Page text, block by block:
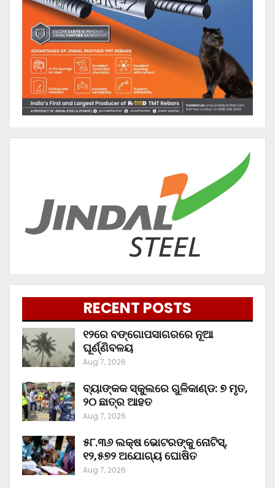
RECENT POSTS
୧୨ରେ ବଙ୍ଗୋପସାଗରରେ ନୂଆ
ଘୂର୍ଣ୍ଣିବଳୟ
Aug 7, 2026
ବ୍ୟାଙ୍କକ ସ୍କୁଲରେ ଗୁଳିକାଣ୍ଡ: ୭ ମୃତ,
୨୦ ଛାତ୍ର ଆହତ
Aug 7, 2026
୫୮.୩୬ ଲକ୍ଷ ଭୋଟରଙ୍କୁ ନୋଟିସ୍‌,
୧୨,୫୭୨ ଅଯୋଗ୍ୟ ଘୋଷିତ
Aug 7, 2026